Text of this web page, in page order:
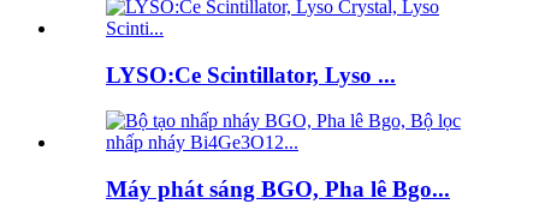
LYSO:Ce Scintillator, Lyso ...
Máy phát sáng BGO, Pha lê Bgo...